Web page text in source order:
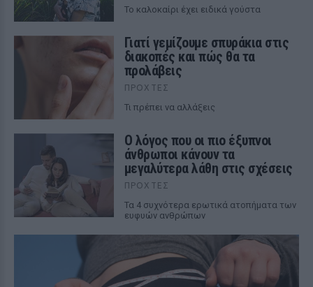
To καλοκαίρι έχει ειδικά γούστα
Γιατί γεμίζουμε σπυράκια στις
διακοπές και πώς θα τα
προλάβεις
ΠΡΟΧΤΈΣ
Τι πρέπει να αλλάξεις
Ο λόγος που οι πιο έξυπνοι
άνθρωποι κάνουν τα
μεγαλύτερα λάθη στις σχέσεις
ΠΡΟΧΤΈΣ
Τα 4 συχνότερα ερωτικά ατοπήματα των
ευφυών ανθρώπων